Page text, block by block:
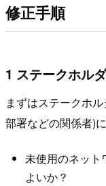
修正手順
1 ステークホル
まずはステークホ
部署などの関係者)
未使用のネット
よいか？